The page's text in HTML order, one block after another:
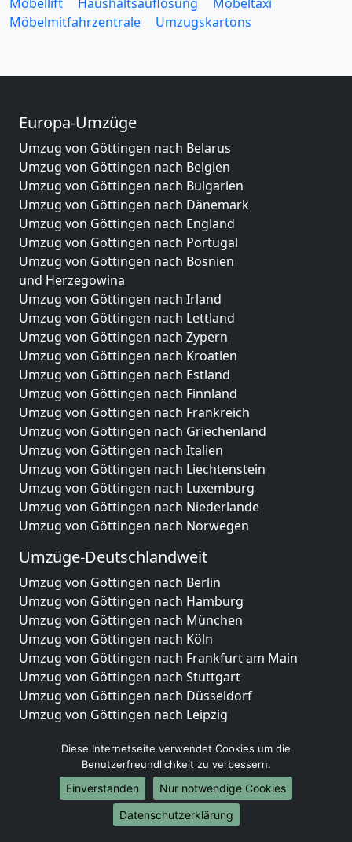
Möbelmitfahrzentrale
Umzugskartons
Europa-Umzüge
Umzug von Göttingen nach Belarus
Umzug von Göttingen nach Belgien
Umzug von Göttingen nach Bulgarien
Umzug von Göttingen nach Dänemark
Umzug von Göttingen nach England
Umzug von Göttingen nach Portugal
Umzug von Göttingen nach Bosnien
und Herzegowina
Umzug von Göttingen nach Irland
Umzug von Göttingen nach Lettland
Umzug von Göttingen nach Zypern
Umzug von Göttingen nach Kroatien
Umzug von Göttingen nach Estland
Umzug von Göttingen nach Finnland
Umzug von Göttingen nach Frankreich
Umzug von Göttingen nach Griechenland
Umzug von Göttingen nach Italien
Umzug von Göttingen nach Liechtenstein
Umzug von Göttingen nach Luxemburg
Umzug von Göttingen nach Niederlande
Umzug von Göttingen nach Norwegen
Umzüge-Deutschlandweit
Umzug von Göttingen nach Berlin
Umzug von Göttingen nach Hamburg
Umzug von Göttingen nach München
Umzug von Göttingen nach Köln
Umzug von Göttingen nach Frankfurt am Main
Umzug von Göttingen nach Stuttgart
Umzug von Göttingen nach Düsseldorf
Umzug von Göttingen nach Leipzig
Umzug von Göttingen nach Essen
Umzug von Göttingen nach Bremen
Umzug von Göttingen nach Dresden
Umzug von Göttingen nach Hannover
Umzug von Göttingen nach Nürnberg
Diese Internetseite verwendet Cookies um die
Benutzerfreundlichkeit zu verbessern.
Einverstanden
Nur notwendige Cookies
Datenschutzerklärung